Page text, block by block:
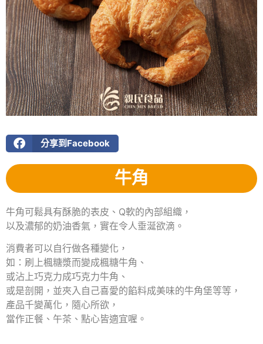
分享到Facebook
牛角
牛角可鬆具有酥脆的表皮、Q軟的內部組織，
以及濃郁的奶油香氣，實在令人垂涎欲滴。
消費者可以自行做各種變化，
如：刷上楓糖漿而變成楓糖牛角、
或沾上巧克力成巧克力牛角、
或是剖開，並夾入自己喜愛的餡料成美味的牛角堡等等，
產品千變萬化，隨心所欲，
當作正餐、午茶、點心皆適宜喔。